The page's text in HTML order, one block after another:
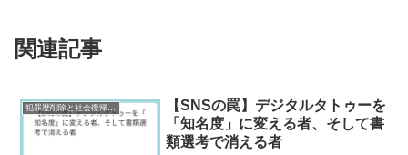
関連記事
【SNSの罠】デジタルタトゥーを
「知名度」に変える者、そして書
類選考で消える者